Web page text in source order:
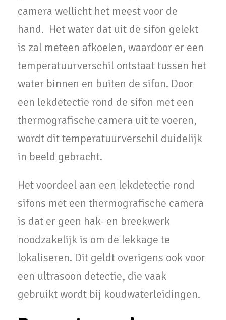
camera wellicht het meest voor de
hand. Het water dat uit de sifon gelekt
is zal meteen afkoelen, waardoor er een
temperatuurverschil ontstaat tussen het
water binnen en buiten de sifon. Door
een lekdetectie rond de sifon met een
thermografische camera uit te voeren,
wordt dit temperatuurverschil duidelijk
in beeld gebracht.
Het voordeel aan een lekdetectie rond
sifons met een thermografische camera
is dat er geen hak- en breekwerk
noodzakelijk is om de lekkage te
lokaliseren. Dit geldt overigens ook voor
een ultrasoon detectie, die vaak
gebruikt wordt bij koudwaterleidingen.